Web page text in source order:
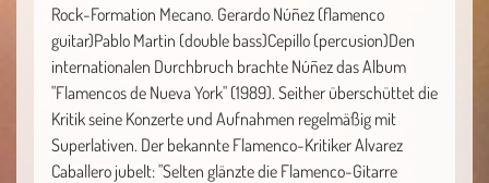
Rock-Formation Mecano. Gerardo Núñez (flamenco
guitar)Pablo Martin (double bass)Cepillo (percusion)Den
internationalen Durchbruch brachte Núñez das Album
"Flamencos de Nueva York" (1989). Seither überschüttet die
Kritik seine Konzerte und Aufnahmen regelmäßig mit
Superlativen. Der bekannte Flamenco-Kritiker Alvarez
Caballero jubelt: "Selten glänzte die Flamenco-Gitarre